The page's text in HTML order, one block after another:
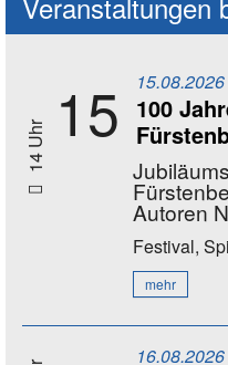
14 Uhr 15 15.08.2026
100
Autoren
Festival,
mehr
16.08.2026